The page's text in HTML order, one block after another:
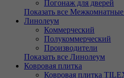
Погонаж для дверей
Показать все
Линолеум
Коммерческий
Полукоммерческий
Производители
Показать все Линолеум
Ковровая плитка
Ковровая плитка